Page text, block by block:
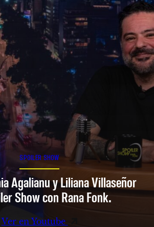
SPOILER SHOW
Agalianu y Liliana Villaseñor
Show con Rana Fonk.
Ver en Youtube